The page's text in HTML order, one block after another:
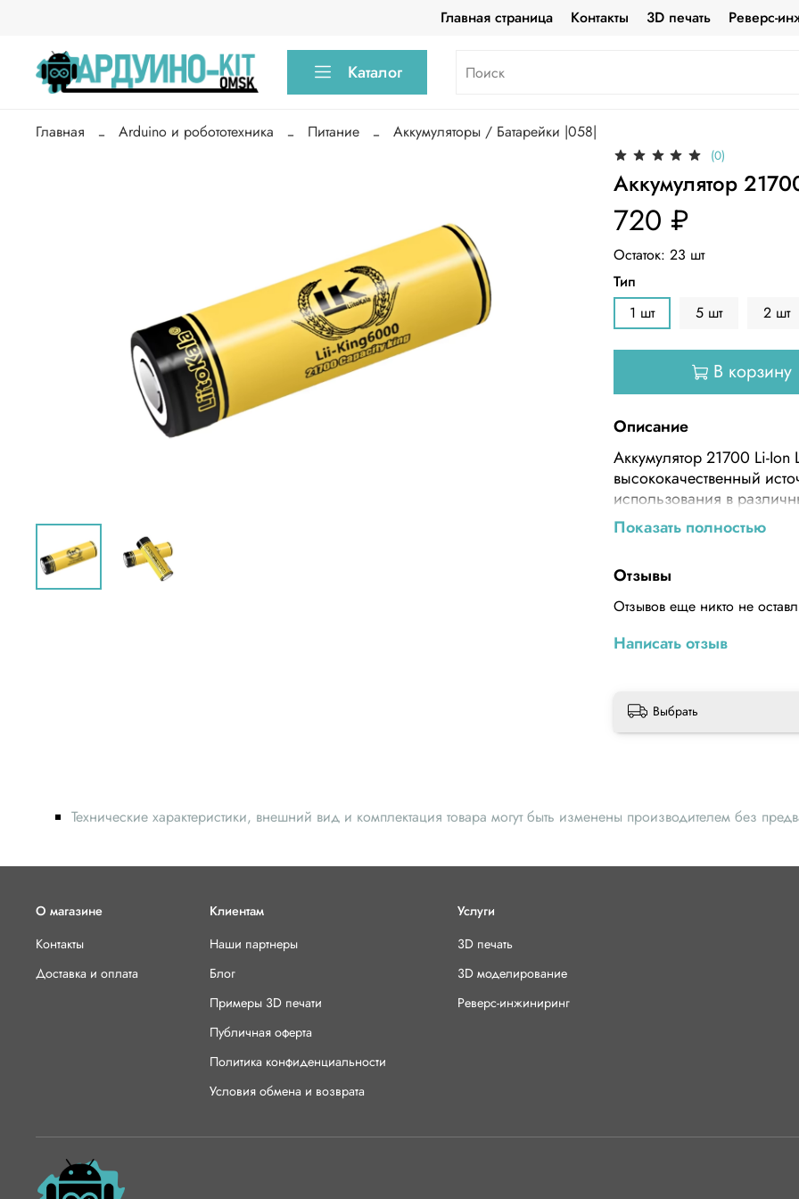
Главная страница Контакты 3D печать Реверс-
Каталог
Главная Arduino и робототехника Питание Аккумуляторы / Батарейки |058|
(0)
Аккумулятор
720 ₽
Остаток: 23 шт
Тип
1 шт
5 шт 2 шт
В корзину
Описание
Аккумулятор 21700 Li-
высококачественный
использования в
Этот аккумулятор
решение для своих
Благодаря своему
использовать в
позволяет продлить
Показать полностью
Отзывы
Отзывов еще никто не
Написать отзыв
Выбрать
Технические характеристики, внешний вид и комплектация товара могут быть изменены производителем без
О магазине
Контакты
Доставка и оплата
Клиентам
Наши партнеры
Блог
Примеры 3D печати
Публичная оферта
Политика конфиденциальности
Условия обмена и возврата
Услуги
3D печать
3D моделирование
Реверс-инжиниринг